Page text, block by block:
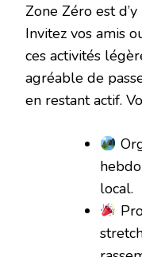
Zone Zéro est
Invitez vos amis
ces activités
agréable de
en restant actif.
local.